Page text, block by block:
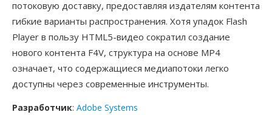
потоковую доставку, предоставляя издателям контента
гибкие варианты распространения. Хотя упадок Flash
Player в пользу HTML5-видео сократил создание
нового контента F4V, структура на основе MP4
означает, что содержащиеся медиапотоки легко
доступны через современные инструменты.
Разработчик: Adobe Systems